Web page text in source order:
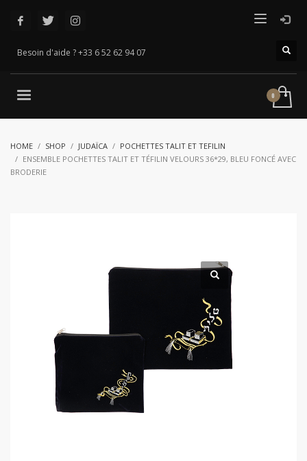
Besoin d'aide ? +33 6 52 62 94 07
HOME SHOP JUDAÏCA
POCHETTES TALIT ET TEFILIN
ENSEMBLE POCHETTES TALIT ET TÉFILIN VELOURS 36*29, BLEU FONCÉ AVEC
BRODERIE